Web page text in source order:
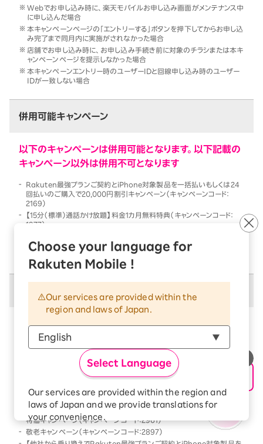
Choose your language for
Rakuten Mobile !
Our services are provided within the
region and laws of Japan.
Select Language
Our services are provided within the region and
laws of Japan and we provide translations for
your convenience.
The Japanese version of our websites and
applications, in which include Rakuten
Webでお申し込み時に、楽天モバイルお申し込み画面がメンテナンス中
に申し込んだ場合
本キャンペーンページの「エントリーする」ボタンを押下してからお申し込
み完了まで同月内に実施がされなかった場合
店舗でお申し込み時に、お申し込み手続き前に対象のチラシまたは本キ
ャンペーンページを提示しなかった場合
本キャンペーンエントリー時のユーザーIDと回線申し込み時のユーザー
IDが一致しない場合
併用可能キャンペーン
以下のキャンペーンは併用可能となります。以下記載の
キャンペーン以外は併用不可となります
Rakuten最強プランご契約とiPhone対象製品を一括払いもしくは24
回払いのご購入で20,000円割引キャンペーン（キャンペーンコード：
2169）
【15分（標準）通話かけ放題】料金1カ月無料特典（キャンペーンコード：
1977）
括払いもしくは24回払いのご購入で割引キャンペーン（キャンペーンコー
以下のキャンペーンは、併用不可となります
本キャンペーン条件を満たす前、または満たした後に、
以下のキャンペーンの条件を満たした場合には、以下の
キャンペーンのみが優先的に適用となります
Rakutenオリジナル製品 1円キャンペーン（キャンペーンコード：2808）
「Rakuten最強プラン契約＆Android買い替え超トクプログラム利用」
特価キャンペーン（キャンペーンコード：2961）
敬老キャンペーン（キャンペーンコード：2897）